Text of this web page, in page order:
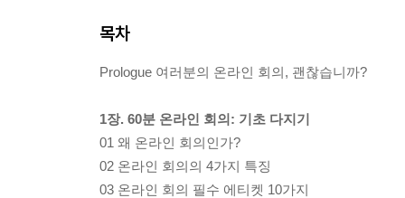
목차
Prologue 여러분의 온라인 회의, 괜찮습니까?
1장. 60분 온라인 회의: 기초 다지기
01 왜 온라인 회의인가?
02 온라인 회의의 4가지 특징
03 온라인 회의 필수 에티켓 10가지